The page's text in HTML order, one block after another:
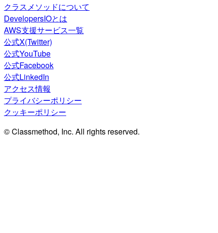
クラスメソッドについて
DevelopersIOとは
AWS支援サービス一覧
公式X(Twitter)
公式YouTube
公式Facebook
公式LinkedIn
アクセス情報
プライバシーポリシー
クッキーポリシー
© Classmethod, Inc. All rights reserved.